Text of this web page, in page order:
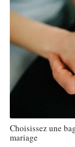
Choisissez une
mariage